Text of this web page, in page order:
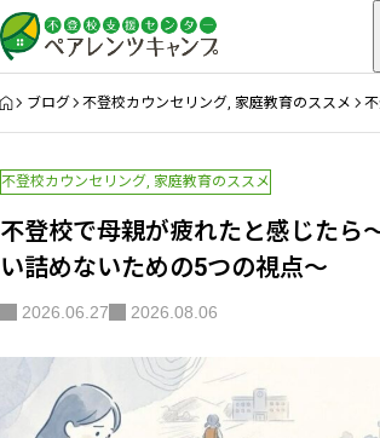
HOME
ブログ 不登校カウンセリング,家庭教育のススメ
不登校カウンセリング, 家庭教育のススメ
不登校で母親が疲れたと感じたら
い詰めないための5つの視点～
2026.06.27 2026.08.06